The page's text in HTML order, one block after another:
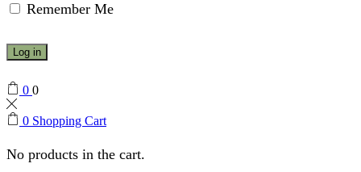
Remember Me
Log in
0 0
0 Shopping Cart
No products in the cart.